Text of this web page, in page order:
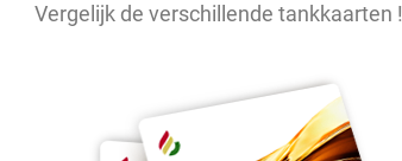
Vergelijk de verschillende tankkaarten !